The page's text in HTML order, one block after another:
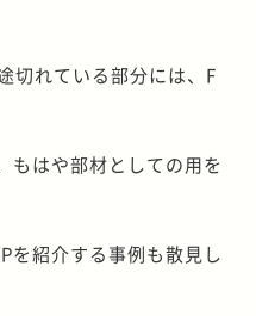
切れている部分には、F
もはや部材としての用を
を紹介する事例も散見し